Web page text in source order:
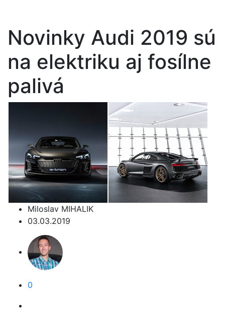
Novinky Audi 2019 sú
na elektriku aj fosílne
palivá
Miloslav MIHALIK
03.03.2019
0